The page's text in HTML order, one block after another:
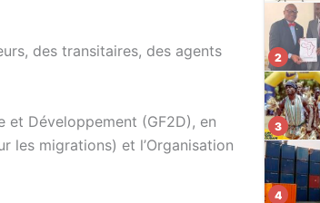
des transitaires, des agents
et Développement (GF2D), en
les migrations) et l’Organisation
2
3
4